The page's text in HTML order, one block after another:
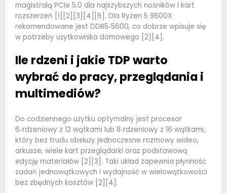
magistralą PCIe 5.0 dla najszybszych nośników i kart
rozszerzeń [1][2][3][4][6]. Dla Ryzen 5 9600X
rekomendowane jest DDR5‑5600, co dobrze wpisuje się
w potrzeby użytkownika domowego [2][4].
Ile rdzeni i jakie TDP warto
wybrać do pracy, przeglądania i
multimediów?
Do codziennego użytku optymalny jest procesor
6‑rdzeniowy z 12 wątkami lub 8‑rdzeniowy z 16 wątkami,
który bez trudu obsłuży jednoczesne rozmowy wideo,
arkusze, wiele kart przeglądarki oraz podstawową
edycję materiałów [2][3]. Taki układ zapewnia płynność
zadań jednowątkowych i wydajność w wielowątkowości
bez zbędnych kosztów [2][4].